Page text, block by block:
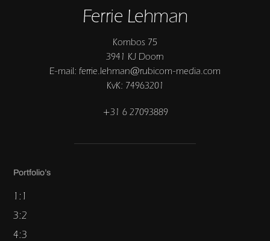
Ferrie Lehman
Kombos 75
3941 KJ Doorn
E-mail: ferrie.lehman@rubicom-media.com
KvK: 74963201
+31 6 27093889
Portfolio’s
1:1
3:2
4:3